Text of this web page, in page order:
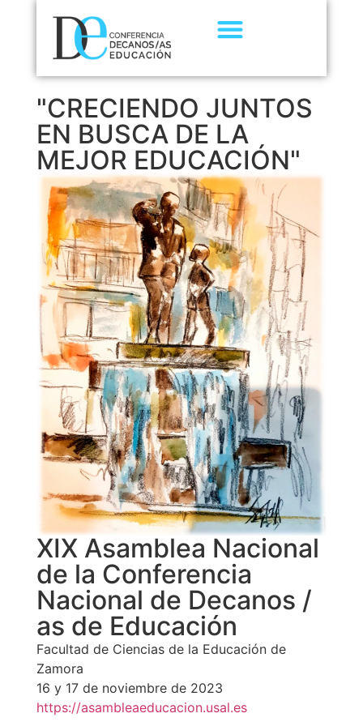
"CRECIENDO JUNTOS
EN BUSCA DE LA
MEJOR EDUCACIÓN"
XIX Asamblea Nacional
de la Conferencia
Nacional de Decanos /
as de Educación
Facultad de Ciencias de la Educación de
Zamora
16 y 17 de noviembre de 2023
https://asambleaeducacion.usal.es